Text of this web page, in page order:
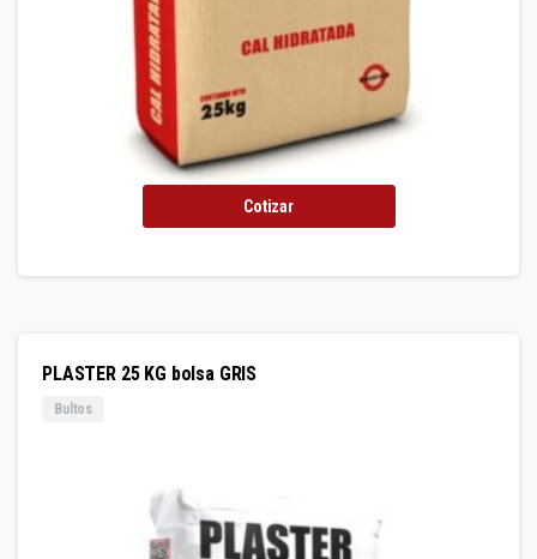
Cotizar
PLASTER 25 KG bolsa GRIS
Bultos